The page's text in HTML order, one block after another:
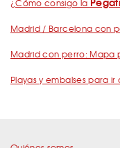
¿Cómo consigo la
Madrid / Barcelona con
Madrid con perro: Mapa
Playas y embalses para